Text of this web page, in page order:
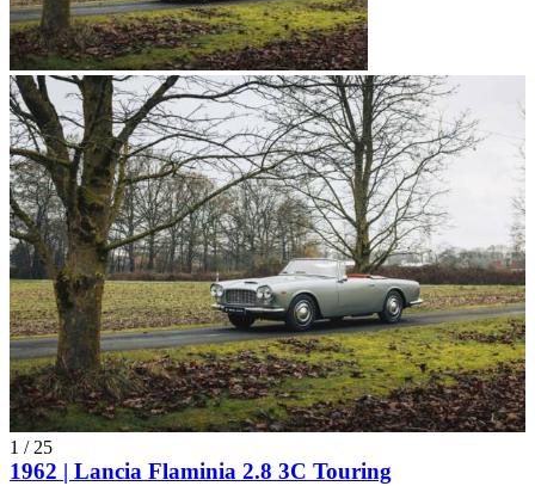
1 / 25
1962 | Lancia Flaminia 2.8 3C Touring